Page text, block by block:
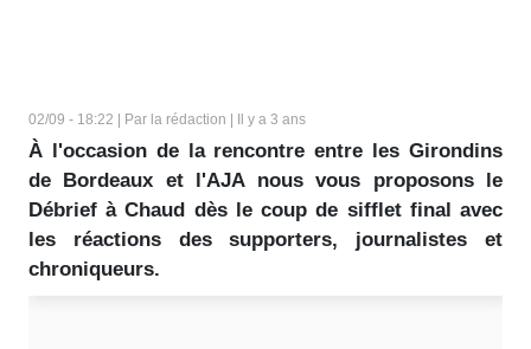
02/09 - 18:22 | Par la rédaction | Il y a 3 ans
À l'occasion de la rencontre entre les Girondins
de Bordeaux et l'AJA nous vous proposons le
Débrief à Chaud dès le coup de sifflet final avec
les réactions des supporters, journalistes et
chroniqueurs.